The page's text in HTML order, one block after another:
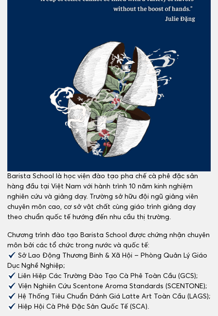
Barista School là học viện đào tạo pha chế cà phê đặc sản
hàng đầu tại Việt Nam với hành trình 10 năm kinh nghiệm
nghiên cứu và giảng dạy. Trường sở hữu đội ngũ giảng viên
chuyên môn cao, cơ sở vật chất cùng giáo trình giảng dạy
theo chuẩn quốc tế hướng đến nhu cầu thị trường.
Chương trình đào tạo Barista School được chứng nhận chuyên
môn bởi các tổ chức trong nước và quốc tế:
Sở Lao Động Thương Binh & Xã Hội – Phòng Quản Lý Giáo
Dục Nghề Nghiệp;
Liên Hiệp Các Trường Đào Tạo Cà Phê Toàn Cầu (GCS);
Viện Nghiên Cứu Scentone Aroma Standards (SCENTONE);
Hệ Thống Tiêu Chuẩn Đánh Giá Latte Art Toàn Cầu (LAGS);
Hiệp Hội Cà Phê Đặc Sản Quốc Tế (SCA).